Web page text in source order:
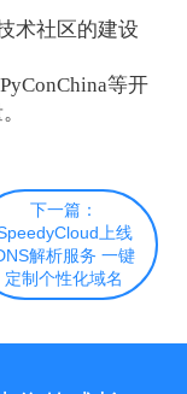
术社区的建设
等开
下一篇：
上线
解析服务 一键
定制个性化域名